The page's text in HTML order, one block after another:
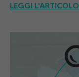
LEGGI L'ARTICOLO